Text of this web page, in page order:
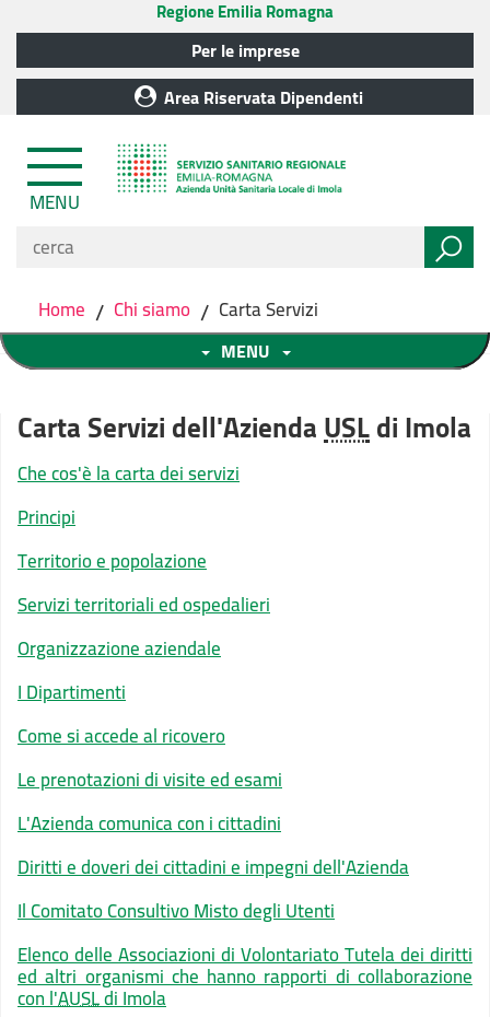
Regione Emilia Romagna
Per le imprese
Area Riservata Dipendenti
MENU
Home / Chi siamo / Carta Servizi
MENU
Carta Servizi dell'AziendaUSLdi Imola
Che cos'è la carta dei servizi
Principi
Territorio e popolazione
Servizi territoriali ed ospedalieri
Organizzazione aziendale
I Dipartimenti
Come si accede al ricovero
Le prenotazioni di visite ed esami
L'Azienda comunica con i cittadini
Diritti e doveri dei cittadini e impegni dell'Azienda
Il Comitato Consultivo Misto degli Utenti
Elenco delle Associazioni di Volontariato Tutela dei diritti
ed altri organismi che hanno rapporti di collaborazione
con l'AUSLdi Imola